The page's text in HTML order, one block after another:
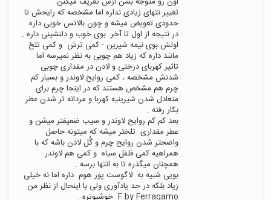
تغییر نتهای زیادی نداره اما مشخصه که رایحش تا
حدودی تعویض میشه و چون بالانس خوبی داره
مانند داره که زیاد هم چوبی به نظر نمیرسه اما
شدنش مشخصه ، کمی روایح لاوندر و بسیار کم
چرم هم مشخص هستند که در اینجا چرم برای
متعادل شدن شیرینیه کهربا و مردانه تر شدن عطر
بعد کم کم روایح لاوندر و سیب ضعیفتر میشن و
عطر مقداری  تلختر میشه که میتونه حاصل
واضحتر شدن روایح چرم و گُل لادن باشه که با
همراهیه کمی فلفل سیاه  و کمی هم لاوندر
زیاد بلکه در حد یادآوری ولی با اینحال از نظر من